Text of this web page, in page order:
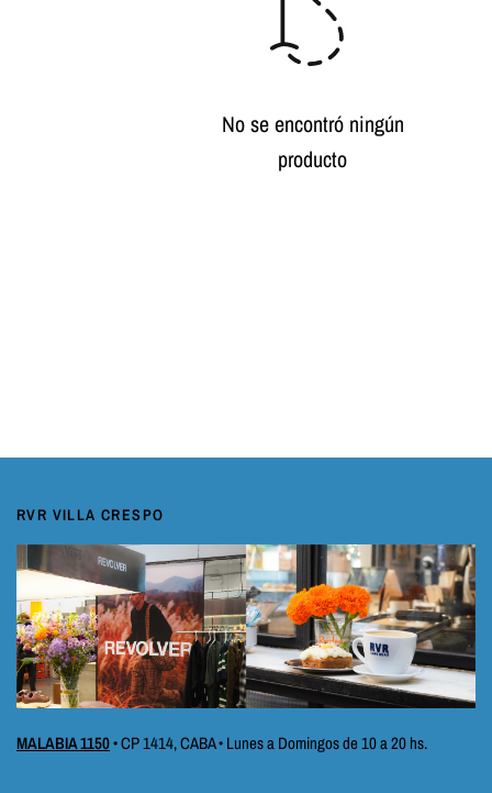
No se encontró ningún
producto
RVR VILLA CRESPO
MALABIA 1150• CP 1414, CABA • Lunes a Domingos de 10 a 20 hs.